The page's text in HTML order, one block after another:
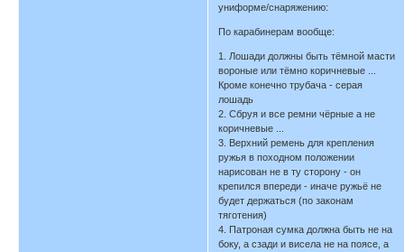
униформе/снаряжению:
По карабинерам вообще:
1. Лошади должны быть тёмной масти
вороные или тёмно коричневые ...
Кроме конечно трубача - серая
лошадь
2. Сбруя и все ремни чёрные а не
коричневые ...
3. Верхний ремень для крепления
ружья в походном положении
нарисован не в ту сторону - он
крепился впереди - иначе ружьё не
будет держаться (по законам
тяготения)
4. Патроная сумка должна быть не на
боку, а сзади и висела не на поясе, а